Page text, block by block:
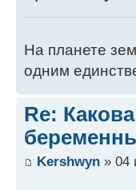
На планете
одним
Re:
Kershwyn » 04